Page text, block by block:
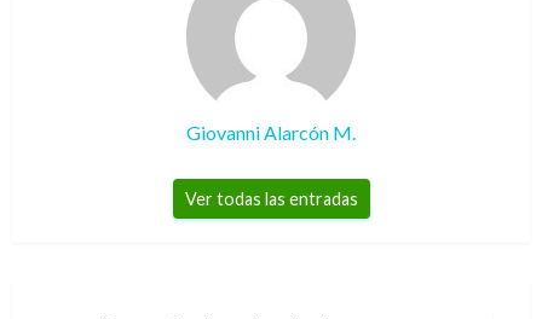
Giovanni Alarcón M.
Ver todas las entradas